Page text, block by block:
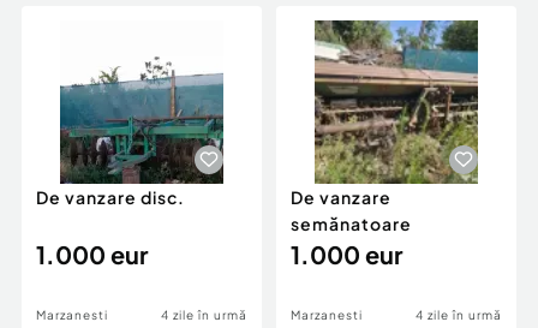
Animale de companie
Afaceri și echipamente profesionale
Inchiriere Bunuri si Vehicule
Piese auto si accesorii
Dacia Duster
De vanzare disc.
1.000 eur
Marzanesti 4 zile în urmă
De vanzare
semănatoare
1.000 eur
Marzanesti 4 zile în urmă